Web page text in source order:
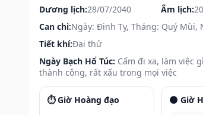
Dương lịch:28/07/2040 Âm lịch:
Can chi:Ngày: Đinh Tỵ, Tháng: Quý Mùi,
Tiết khí:Đại thử
Ngày Bạch Hổ Túc: Cấm đi xa, làm việc
thành công, rất xấu trong mọi việc
⏱️ Giờ Hoàng đạo 🌑 Giờ